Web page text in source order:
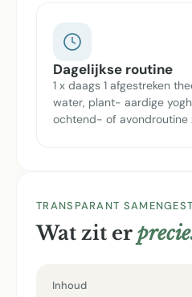
Dagelijkse routine
1 x daags 1 afgestreken
water, plant- aardige
ochtend- of avondroutine
TRANSPARANT
Wat zit er
Inhoud